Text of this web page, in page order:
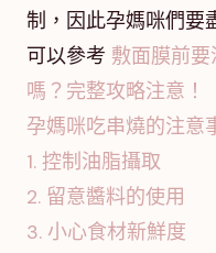
制，因此孕媽咪們要
可以參考 敷面膜前
嗎？完整攻略注意！
孕媽咪吃串燒的注意
1. 控制油脂攝取
2. 留意醬料的使用
3. 小心食材新鮮度